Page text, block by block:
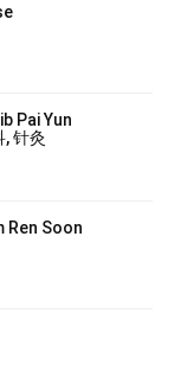
Pai Yun
, 针灸
Ren Soon